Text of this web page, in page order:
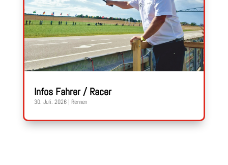
Infos Fahrer / Racer
30. Juli. 2026| Rennen